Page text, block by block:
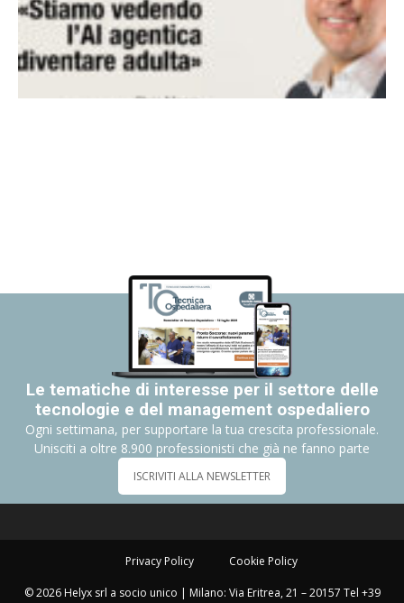
Le tematiche di interesse per il settore delle
tecnologie e del management ospedaliero
Ogni settimana, per supportare la tua crescita professionale.
Unisciti a oltre 8.900 professionisti che già ne fanno parte
ISCRIVITI ALLA NEWSLETTER
Privacy Policy Cookie Policy
© 2026 Helyx srl a socio unico | Milano: Via Eritrea, 21 – 20157 Tel +39